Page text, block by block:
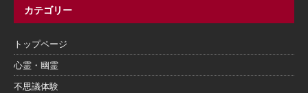
カテゴリー
トップページ
心霊・幽霊
不思議体験